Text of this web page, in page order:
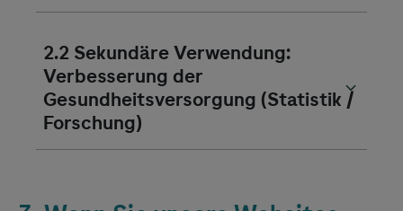
2.2 Sekundäre Verwendung:
Verbesserung der
Gesundheitsversorgung (Statistik /
Forschung)